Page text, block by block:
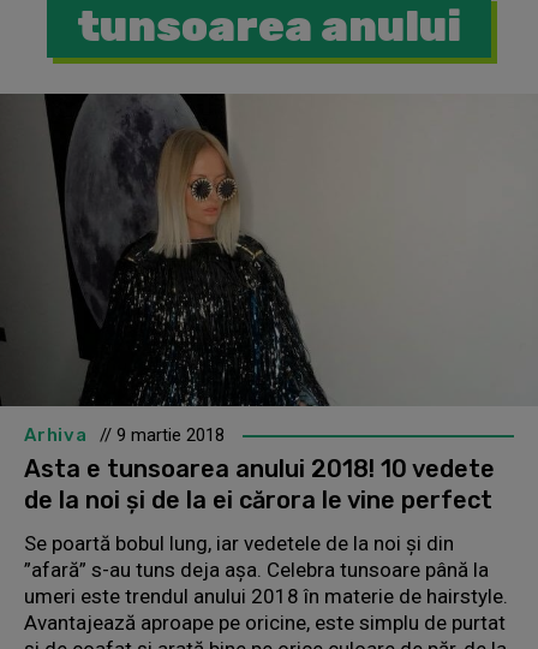
tunsoarea anului
Arhiva // 9 martie 2018
Asta e tunsoarea anului 2018! 10 vedete
de la noi și de la ei cărora le vine perfect
Se poartă bobul lung, iar vedetele de la noi și din
”afară” s-au tuns deja așa. Celebra tunsoare până la
umeri este trendul anului 2018 în materie de hairstyle.
Avantajează aproape pe oricine, este simplu de purtat